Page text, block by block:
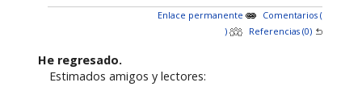
Enlace permanente
Comentarios (
)
Referencias (0)
He regresado.
Estimados amigos y lectores: